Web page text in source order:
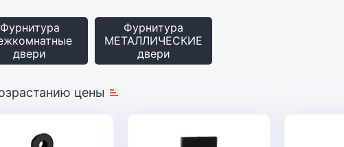
Фурнитура
двери
Фурнитура
МЕТАЛЛИЧЕСКИЕ
двери
цены